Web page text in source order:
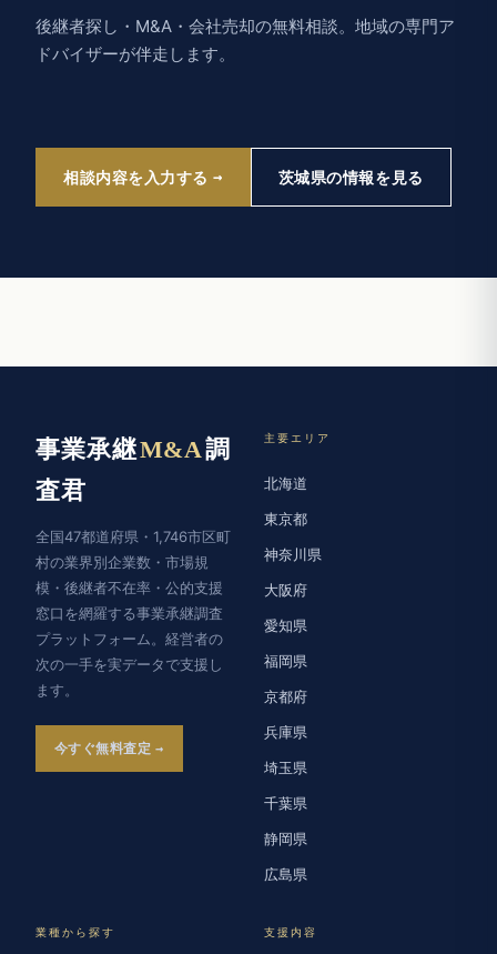
後継者探し・M&A・会社売却の無料相談。地域の専門ア
ドバイザーが伴走します。
相談内容を入力する 茨城県の情報を見る
事業承継M&A調
査君
全国47都道府県・1,746市区町
村の業界別企業数・市場規
模・後継者不在率・公的支援
窓口を網羅する事業承継調査
プラットフォーム。経営者の
次の一手を実データで支援し
ます。
今すぐ無料査定
主要エリア
北海道
東京都
神奈川県
大阪府
愛知県
福岡県
京都府
兵庫県
埼玉県
千葉県
静岡県
広島県
業種から探す 支援内容